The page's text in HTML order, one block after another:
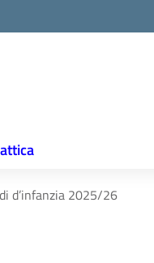
d’infanzia 2025/26